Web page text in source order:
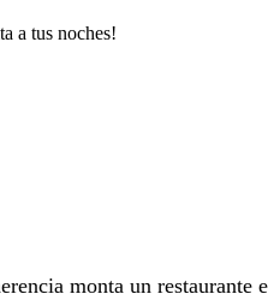
a tus noches!
monta un restaurante